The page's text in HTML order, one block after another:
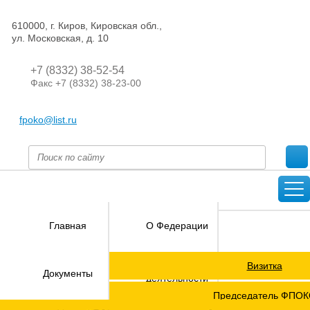
610000, г. Киров, Кировская обл.,
ул. Московская, д. 10
+7 (8332) 38-52-54
Факс +7 (8332) 38-23-00
fpoko@list.ru
Главная О Федерации
Визитка
Председатель
Документы
деятельности